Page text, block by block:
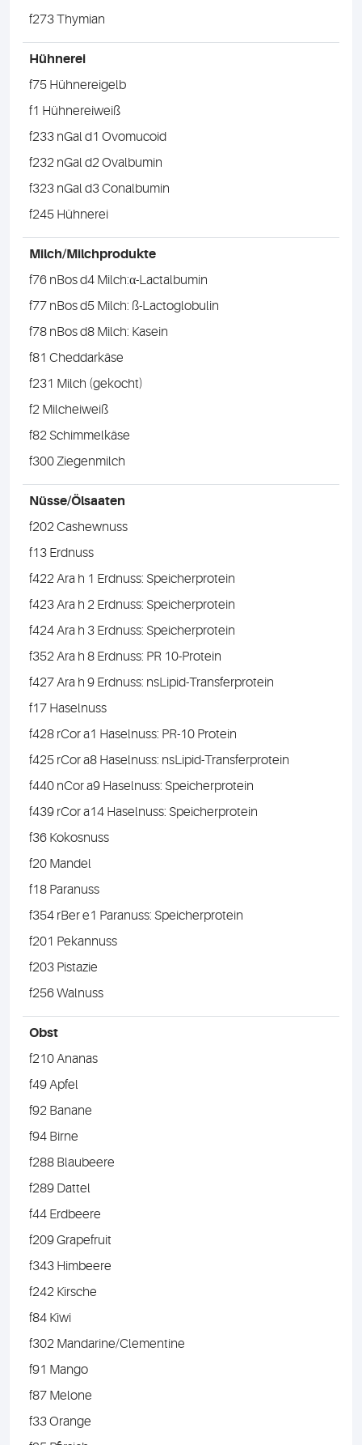
f273 Thymian
Hühnerei
f75 Hühnereigelb
f1 Hühnereiweiß
f233 nGal d1 Ovomucoid
f232 nGal d2 Ovalbumin
f323 nGal d3 Conalbumin
f245 Hühnerei
Milch/Milchprodukte
f76 nBos d4 Milch:α-Lactalbumin
f77 nBos d5 Milch: ß-Lactoglobulin
f78 nBos d8 Milch: Kasein
f81 Cheddarkäse
f231 Milch (gekocht)
f2 Milcheiweiß
f82 Schimmelkäse
f300 Ziegenmilch
Nüsse/Ölsaaten
f202 Cashewnuss
f13 Erdnuss
f422 Ara h 1 Erdnuss: Speicherprotein
f423 Ara h 2 Erdnuss: Speicherprotein
f424 Ara h 3 Erdnuss: Speicherprotein
f352 Ara h 8 Erdnuss: PR 10-Protein
f427 Ara h 9 Erdnuss: nsLipid-Transferprotein
f17 Haselnuss
f428 rCor a1 Haselnuss: PR-10 Protein
f425 rCor a8 Haselnuss: nsLipid-Transferprotein
f440 nCor a9 Haselnuss: Speicherprotein
f439 rCor a14 Haselnuss: Speicherprotein
f36 Kokosnuss
f20 Mandel
f18 Paranuss
f354 rBer e1 Paranuss: Speicherprotein
f201 Pekannuss
f203 Pistazie
f256 Walnuss
Obst
f210 Ananas
f49 Apfel
f92 Banane
f94 Birne
f288 Blaubeere
f289 Dattel
f44 Erdbeere
f209 Grapefruit
f343 Himbeere
f242 Kirsche
f84 Kiwi
f302 Mandarine/Clementine
f91 Mango
f87 Melone
f33 Orange